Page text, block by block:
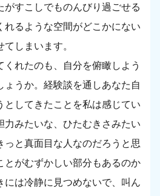
がすこしでものんびり過ごせる
れるような空間がどこかにない
しまいます。
くれたのも、自分を俯瞰しよう
ょうか。経験談を通しあなた自
としてきたことを私は感じてい
力みたいな、ひたむきさみたい
っと真面目な人なのだろうと思
とがむずかしい部分もあるのか
には冷静に見つめないで、叫ん